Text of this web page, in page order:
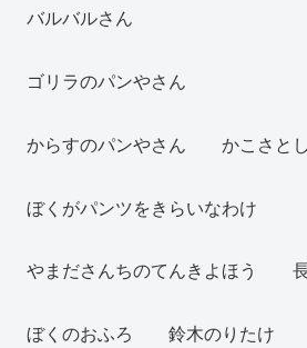
バルバルさん
ゴリラのパンやさん
からすのパンやさん かこさとし
ぼくがパンツをきらいなわけ
やまださんちのてんきよほう
ぼくのおふろ 鈴木のりたけ